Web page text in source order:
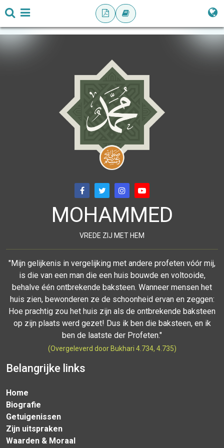
MOHAMMED
VREDE ZIJ MET HEM
"Mijn gelijkenis in vergelijking met andere profeten vóór mij,
is die van een man die een huis bouwde en voltooide,
behalve één ontbrekende baksteen. Wanneer mensen het
huis zien, bewonderen ze de schoonheid ervan en zeggen:
Hoe prachtig zou het huis zijn als de ontbrekende baksteen
op zijn plaats werd gezet! Dus ik ben die baksteen, en ik
ben de laatste der Profeten."
(Overgeleverd door Bukhari 4.734, 4.735)
Belangrijke links
Home
Biografie
Getuigenissen
Zijn uitspraken
Waarden & Moraal